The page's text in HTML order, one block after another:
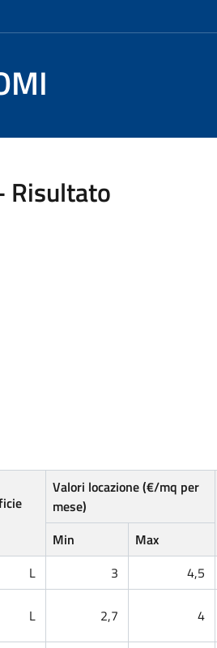
Risultato
Valori locazione (€/mq per
mese)
Min
Max
L 3 4,5
L 2,7 4